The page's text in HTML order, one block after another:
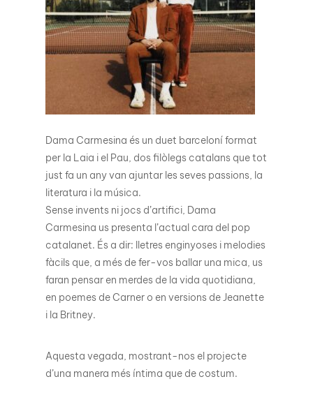
Dama Carmesina és un duet barceloní format
per la Laia i el Pau, dos filòlegs catalans que tot
just fa un any van ajuntar les seves passions, la
literatura i la música.
Sense invents ni jocs d’artifici, Dama
Carmesina us presenta l’actual cara del pop
catalanet. És a dir: lletres enginyoses i melodies
fàcils que, a més de fer-vos ballar una mica, us
faran pensar en merdes de la vida quotidiana,
en poemes de Carner o en versions de Jeanette
i la Britney.
Aquesta vegada, mostrant-nos el projecte
d’una manera més íntima que de costum.